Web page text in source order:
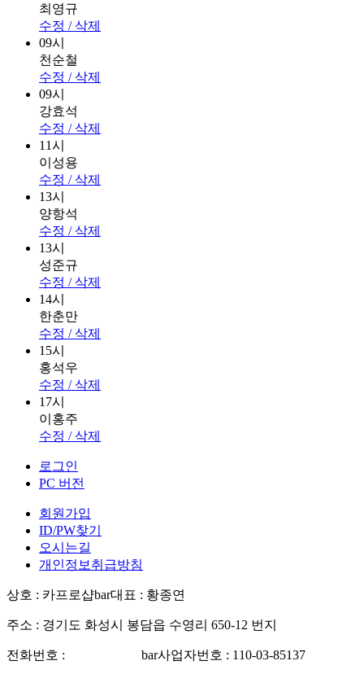
최영규
수정 / 삭제
09시
천순철
수정 / 삭제
09시
강효석
수정 / 삭제
11시
이성용
수정 / 삭제
13시
양항석
수정 / 삭제
13시
성준규
수정 / 삭제
14시
한춘만
수정 / 삭제
15시
홍석우
수정 / 삭제
17시
이홍주
수정 / 삭제
로그인
PC 버전
회원가입
ID/PW찾기
오시는길
개인정보취급방침
상호 : 카프로샵bar대표 : 황종연
주소 : 경기도 화성시 봉담읍 수영리 650-12 번지
전화번호 : bar사업자번호 : 110-03-85137